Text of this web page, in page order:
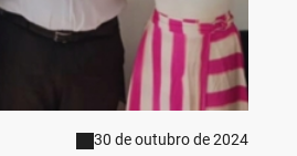
30 de outubro de 2024